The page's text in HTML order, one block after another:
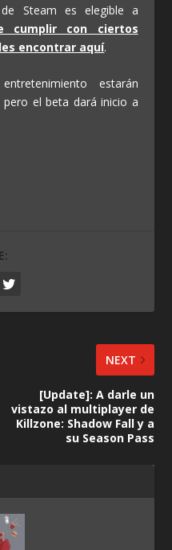
de Steam es elegible a
cumplir con ciertos
encontrar aquí.
estarán
el beta dará inicio a
NEXT
[Update]: A darle un
vistazo al multiplayer de
Killzone: Shadow Fall y a
su Season Pass